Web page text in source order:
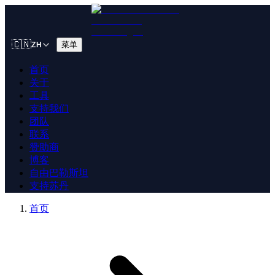
🇨🇳ZH 菜单
首页
关于
工具
支持我们
团队
联系
赞助商
博客
自由巴勒斯坦
支持苏丹
首页